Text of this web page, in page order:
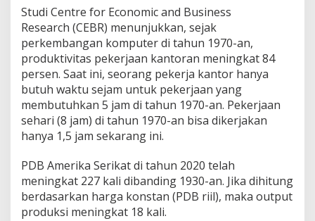
Studi Centre for Economic and Business
Research (CEBR) menunjukkan, sejak
perkembangan komputer di tahun 1970-an,
produktivitas pekerjaan kantoran meningkat 84
persen. Saat ini, seorang pekerja kantor hanya
butuh waktu sejam untuk pekerjaan yang
membutuhkan 5 jam di tahun 1970-an. Pekerjaan
sehari (8 jam) di tahun 1970-an bisa dikerjakan
hanya 1,5 jam sekarang ini.
PDB Amerika Serikat di tahun 2020 telah
meningkat 227 kali dibanding 1930-an. Jika dihitung
berdasarkan harga konstan (PDB riil), maka output
produksi meningkat 18 kali.